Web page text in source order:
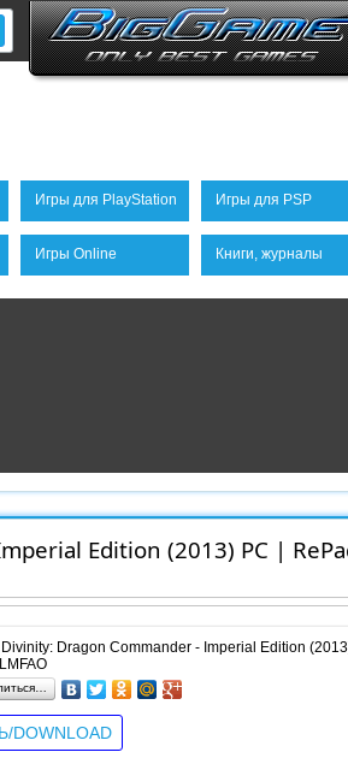
Игры для PlayStation Игры для PSP
Игры Online Книги, журналы
Edition (2013) PC |
Divinity: Dragon Commander - Imperial Edition (2013)
DOWNLOAD